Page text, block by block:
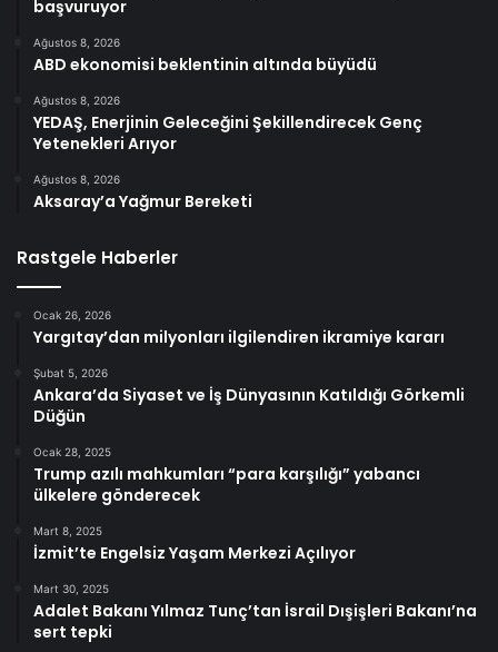
başvuruyor
Ağustos 8, 2026
ABD ekonomisi beklentinin altında büyüdü
Ağustos 8, 2026
YEDAŞ, Enerjinin Geleceğini Şekillendirecek Genç
Yetenekleri Arıyor
Ağustos 8, 2026
Aksaray’a Yağmur Bereketi
Rastgele Haberler
Ocak 26, 2026
Yargıtay’dan milyonları ilgilendiren ikramiye kararı
Şubat 5, 2026
Ankara’da Siyaset ve İş Dünyasının Katıldığı Görkemli
Düğün
Ocak 28, 2025
Trump azılı mahkumları “para karşılığı” yabancı
ülkelere gönderecek
Mart 8, 2025
İzmit’te Engelsiz Yaşam Merkezi Açılıyor
Mart 30, 2025
Adalet Bakanı Yılmaz Tunç’tan İsrail Dışişleri Bakanı’na
sert tepki